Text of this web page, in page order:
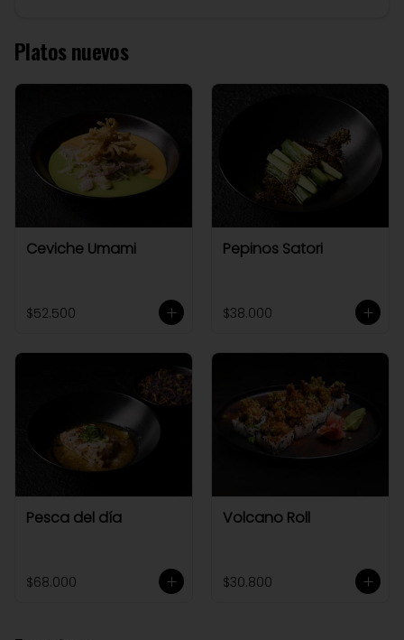
Platos nuevos
Ceviche Umami
$52.500
Pepinos Satori
$38.000
Pesca del día
$68.000
Volcano Roll
$30.800